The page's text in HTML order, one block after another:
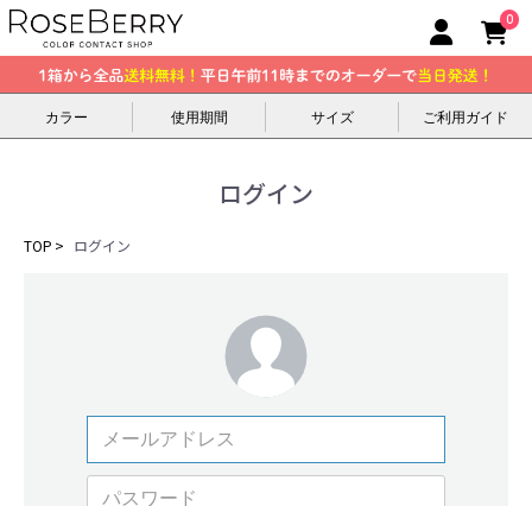
0
カラー 使用期間 サイズ ご利用ガイド
ログイン
TOP ログイン